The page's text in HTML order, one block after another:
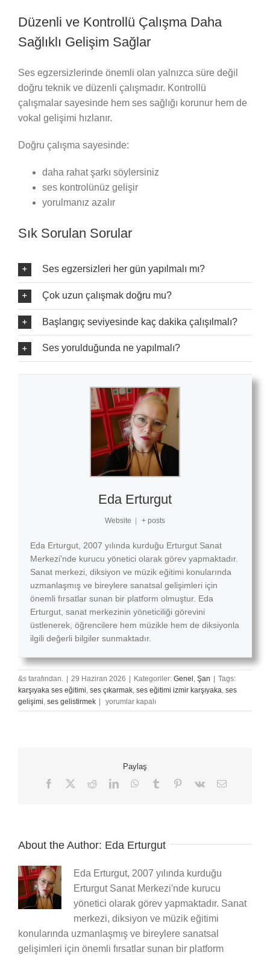
Düzenli ve Kontrollü Çalışma Daha
Sağlıklı Gelişim Sağlar
Ses egzersizlerinde önemli olan yalnızca süre değil
doğru teknik ve düzenli çalışmadır. Kontrollü
çalışmalar sayesinde hem ses sağlığı korunur hem de
vokal gelişimi hızlanır.
Doğru çalışma sayesinde:
daha rahat şarkı söylersiniz
ses kontrolünüz gelişir
yorulmanız azalır
Sık Sorulan Sorular
Ses egzersizleri her gün yapılmalı mı?
Çok uzun çalışmak doğru mu?
Başlangıç seviyesinde kaç dakika çalışılmalı?
Ses yorulduğunda ne yapılmalı?
Eda Erturgut
Website + posts
Eda Erturgut, 2007 yılında kurduğu Erturgut Sanat
Merkezi'nde kurucu yönetici olarak görev yapmaktadır.
Sanat merkezi, diksiyon ve müzik eğitimi konularında
uzmanlaşmış ve bireylere sanatsal gelişimleri için
önemli fırsatlar sunan bir platform olmuştur. Eda
Erturgut, sanat merkezinin yöneticiliği görevini
üstlenerek, öğrencilere hem müzikle hem de diksiyonla
ilgili değerli bilgiler sunmaktadır.
&s tarafından. 29 Haziran 2026 Kategoriler: Genel , Şan
Tags:
karşıyaka ses eğitimi, ses çıkarmak, ses eğitimi izmir karşıyaka, ses
gelişimi, ses gelistirmek
Ses
Egzersizleri
yorumlar kapalı
Paylaş
Facebook RedditLinkedInWhatsApp
Tumblr Pinterest
Vk
E-
About the Author: Eda Erturgut
Eda Erturgut, 2007 yılında kurduğu
Erturgut Sanat Merkezi'nde kurucu
yönetici olarak görev yapmaktadır. Sanat
merkezi, diksiyon ve müzik eğitimi
konularında uzmanlaşmış ve bireylere sanatsal
gelişimleri için önemli fırsatlar sunan bir platform